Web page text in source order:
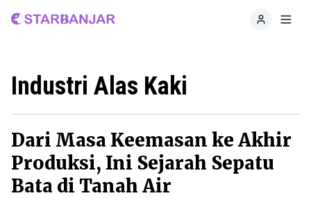
Home
Industri Alas Kaki
Dari Masa Keemasan ke Akhir
Produksi, Ini Sejarah Sepatu
Bata di Tanah Air